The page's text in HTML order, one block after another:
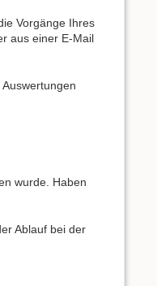
Vorgänge Ihres
aus einer E-Mail
wurde. Haben
Ablauf bei der